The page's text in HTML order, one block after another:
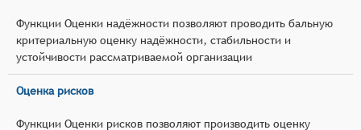
Функции Оценки надёжности позволяют проводить бальную
критериальную оценку надёжности, стабильности и
устойчивости рассматриваемой организации
Оценка рисков
Функции Оценки рисков позволяют производить оценку